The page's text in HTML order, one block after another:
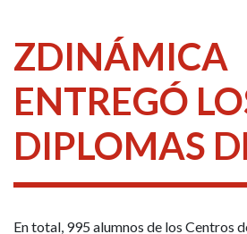
ZDINÁMICA
ENTREGÓ
DIPLOMAS
En total, 995 alumnos de los Centros